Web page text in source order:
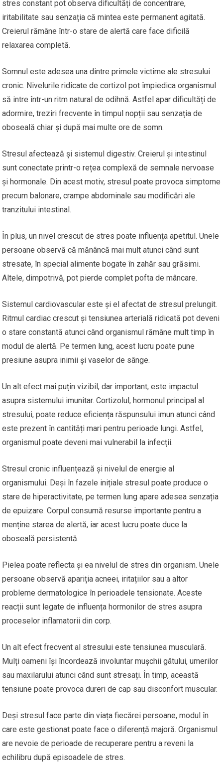
stres constant pot observa dificultăți de concentrare,
iritabilitate sau senzația că mintea este permanent agitată.
Creierul rămâne într-o stare de alertă care face dificilă
relaxarea completă.
Somnul este adesea una dintre primele victime ale stresului
cronic. Nivelurile ridicate de cortizol pot împiedica organismul
să intre într-un ritm natural de odihnă. Astfel apar dificultăți de
adormire, treziri frecvente în timpul nopții sau senzația de
oboseală chiar și după mai multe ore de somn.
Stresul afectează și sistemul digestiv. Creierul și intestinul
sunt conectate printr-o rețea complexă de semnale nervoase
și hormonale. Din acest motiv, stresul poate provoca simptome
precum balonare, crampe abdominale sau modificări ale
tranzitului intestinal.
În plus, un nivel crescut de stres poate influența apetitul. Unele
persoane observă că mănâncă mai mult atunci când sunt
stresate, în special alimente bogate în zahăr sau grăsimi.
Altele, dimpotrivă, pot pierde complet pofta de mâncare.
Sistemul cardiovascular este și el afectat de stresul prelungit.
Ritmul cardiac crescut și tensiunea arterială ridicată pot deveni
o stare constantă atunci când organismul rămâne mult timp în
modul de alertă. Pe termen lung, acest lucru poate pune
presiune asupra inimii și vaselor de sânge.
Un alt efect mai puțin vizibil, dar important, este impactul
asupra sistemului imunitar. Cortizolul, hormonul principal al
stresului, poate reduce eficiența răspunsului imun atunci când
este prezent în cantități mari pentru perioade lungi. Astfel,
organismul poate deveni mai vulnerabil la infecții.
Stresul cronic influențează și nivelul de energie al
organismului. Deși în fazele inițiale stresul poate produce o
stare de hiperactivitate, pe termen lung apare adesea senzația
de epuizare. Corpul consumă resurse importante pentru a
menține starea de alertă, iar acest lucru poate duce la
oboseală persistentă.
Pielea poate reflecta și ea nivelul de stres din organism. Unele
persoane observă apariția acneei, iritațiilor sau a altor
probleme dermatologice în perioadele tensionate. Aceste
reacții sunt legate de influența hormonilor de stres asupra
proceselor inflamatorii din corp.
Un alt efect frecvent al stresului este tensiunea musculară.
Mulți oameni își încordează involuntar mușchii gâtului, umerilor
sau maxilarului atunci când sunt stresați. În timp, această
tensiune poate provoca dureri de cap sau disconfort muscular.
Deși stresul face parte din viața fiecărei persoane, modul în
care este gestionat poate face o diferență majoră. Organismul
are nevoie de perioade de recuperare pentru a reveni la
echilibru după episoadele de stres.